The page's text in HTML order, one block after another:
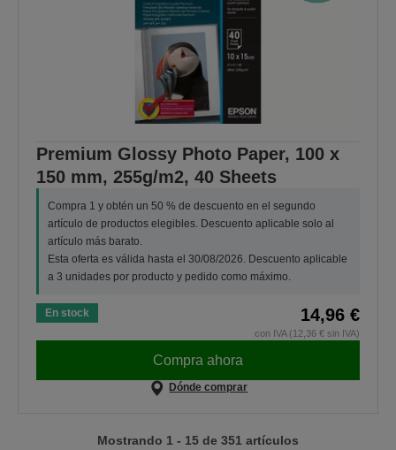
Premium Glossy Photo Paper, 100 x
150 mm, 255g/m2, 40 Sheets
Compra 1 y obtén un 50 % de descuento en el segundo
artículo de productos elegibles. Descuento aplicable solo al
artículo más barato.
Esta oferta es válida hasta el 30/08/2026. Descuento aplicable
a 3 unidades por producto y pedido como máximo.
En stock 14,96 €
con IVA (12,36 € sin IVA)
Compra ahora
Dónde comprar
Mostrando 1 - 15 de 351 artículos